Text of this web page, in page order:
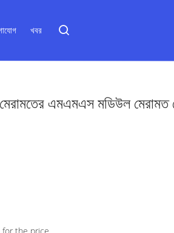
খবর
এমএমএস মডিউল মেরামত